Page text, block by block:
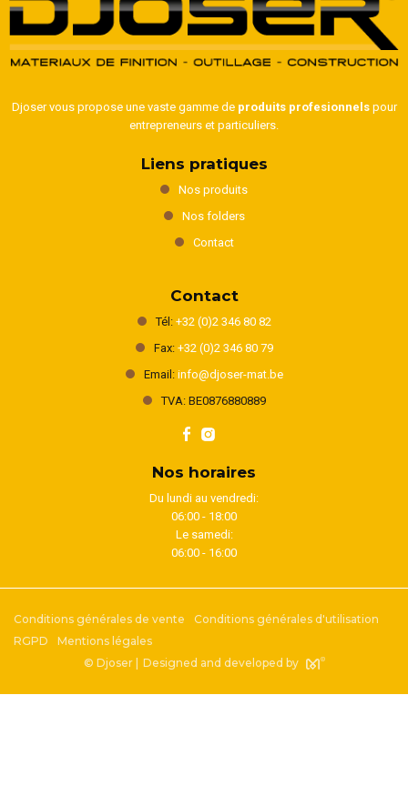
Djoser vous propose une vaste gamme de produits profesionnelspour
entrepreneurs et particuliers.
Liens pratiques
Nos produits
Nos folders
Contact
Contact
Tél: +32 (0)2 346 80 82
Fax: +32 (0)2 346 80 79
Email: info@djoser-mat.be
TVA: BE0876880889
Nos horaires
Du lundi au vendredi:
06:00 - 18:00
Le samedi:
06:00 - 16:00
Conditions générales de vente
Conditions générales d'utilisation
RGPD
Mentions légales
© Djoser |
Designed and developed by